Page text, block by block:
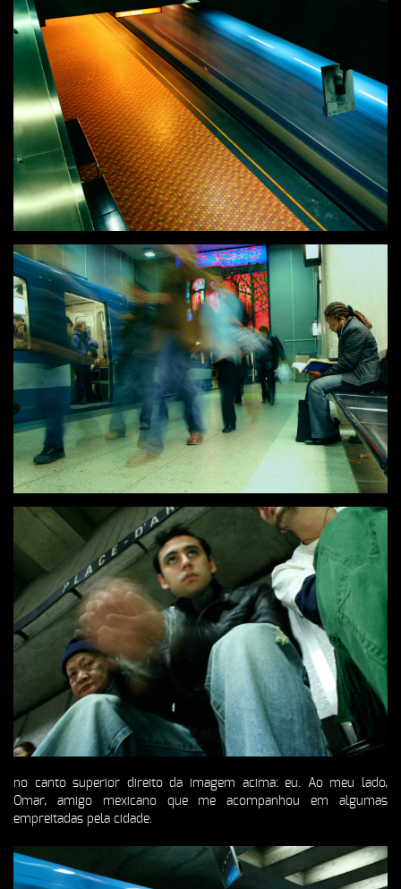
no canto superior direito da imagem acima: eu. Ao meu lado,
Omar, amigo mexicano que me acompanhou em algumas
empreitadas pela cidade.